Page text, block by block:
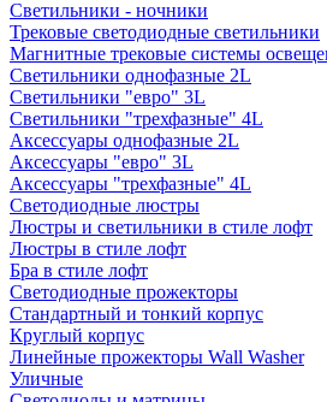
Светильники - ночники
Трековые светодиодные светильники
Магнитные трековые системы
Светильники однофазные 2L
Светильники "евро" 3L
Светильники "трехфазные" 4L
Аксессуары однофазные 2L
Аксессуары "евро" 3L
Аксессуары "трехфазные" 4L
Светодиодные люстры
Люстры и светильники в стиле лофт
Люстры в стиле лофт
Бра в стиле лофт
Светодиодные прожекторы
Стандартный и тонкий корпус
Круглый корпус
Линейные прожекторы Wall Washer
Уличные